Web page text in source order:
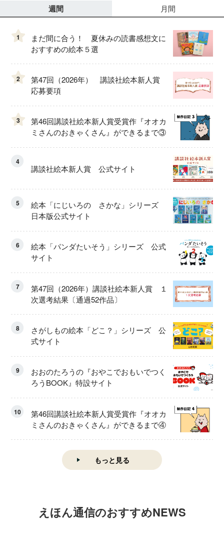
週間 月間
1
まだ間に合う！ 夏休みの読書感想文に
おすすめの絵本５選
2
第47回（2026年） 講談社絵本新人賞
応募要項
3
第46回講談社絵本新人賞受賞作『オオカ
ミさんのおきゃくさん』ができるまで③
4
講談社絵本新人賞 公式サイト
5
絵本「にじいろの さかな」シリーズ
日本版公式サイト
6
絵本「パンダたいそう」シリーズ 公式
サイト
7
第47回（2026年）講談社絵本新人賞 １
次選考結果〔通過52作品〕
8
さがしもの絵本「どこ？」シリーズ 公
式サイト
9
おおのたろうの『おやこでおもいでつく
ろうBOOK』特設サイト
10
第46回講談社絵本新人賞受賞作『オオカ
ミさんのおきゃくさん』ができるまで④
もっと見る
えほん通信のおすすめNEWS